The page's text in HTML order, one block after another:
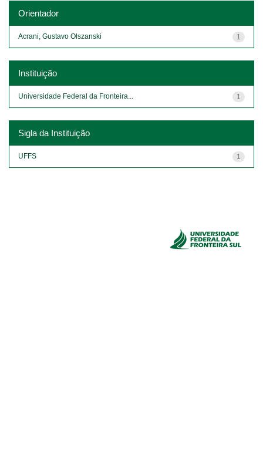
Orientador
1
Acrani, Gustavo Olszanski
Instituição
1
Universidade Federal da Fronteira...
Sigla da Instituição
1
UFFS